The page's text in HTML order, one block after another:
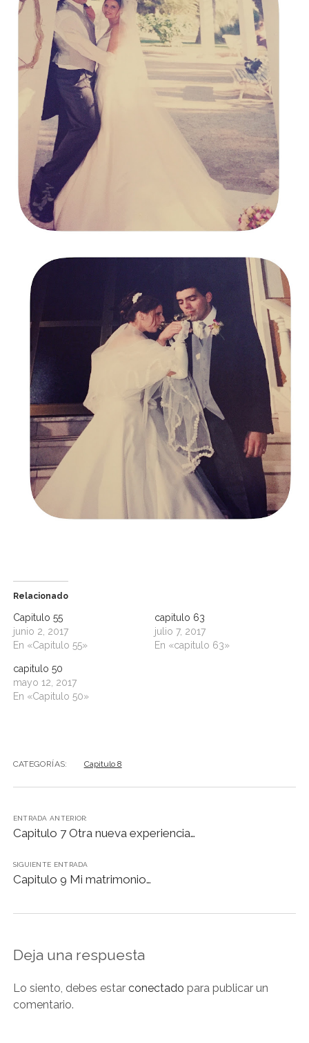
Relacionado
Capitulo 55
junio 2, 2017
En «Capitulo 55»
capitulo 63
julio 7, 2017
En «capitulo 63»
capitulo 50
mayo 12, 2017
En «Capitulo 50»
CATEGORÍAS: Capitulo 8
ENTRADA ANTERIOR:
Capitulo 7 Otra nueva experiencia…
SIGUIENTE ENTRADA
Capitulo 9 Mi matrimonio…
Deja una respuesta
Lo siento, debes estar conectado para publicar un
comentario.